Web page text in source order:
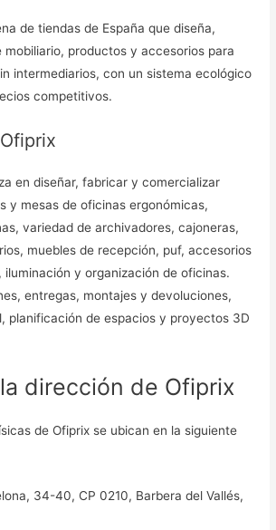
de tiendas de España que diseña,
productos y accesorios para
intermediarios, con un sistema ecológico
competitivos.
en diseñar, fabricar y comercializar
y mesas de oficinas ergonómicas,
variedad de archivadores, cajoneras,
muebles de recepción, puf, accesorios
iluminación y organización de oficinas.
entregas, montajes y devoluciones,
planificación de espacios y proyectos 3D
dirección de Ofiprix
de Ofiprix se ubican en la siguiente
34-40, CP 0210, Barbera del Vallés,